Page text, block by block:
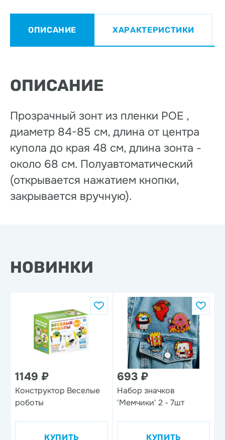
ОПИСАНИЕ ХАРАКТЕРИСТИКИ
ОПИСАНИЕ
Прозрачный зонт из пленки РОЕ ,
диаметр 84-85 см, длина от центра
купола до края 48 см, длина зонта -
около 68 см. Полуавтоматический
(открывается нажатием кнопки,
закрывается вручную).
НОВИНКИ
1149 ₽
Конструктор Веселые
роботы
КУПИТЬ
693 ₽
Набор значков
'Мемчики' 2 - 7шт
КУПИТЬ